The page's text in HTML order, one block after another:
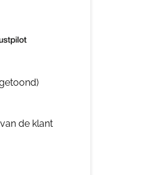
de klant